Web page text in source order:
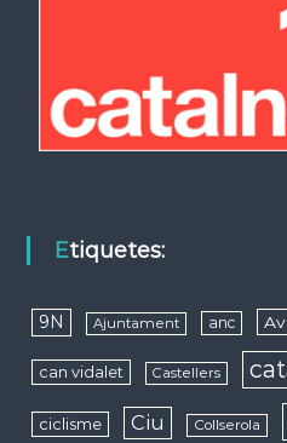
Etiquetes:
9N Ajuntament anc
can vidalet Castellers
ciclisme Ciu Collserola